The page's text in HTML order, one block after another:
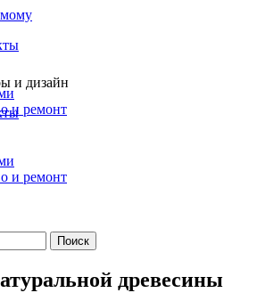
и ремонт
и дизайн
и ремонт
древесины